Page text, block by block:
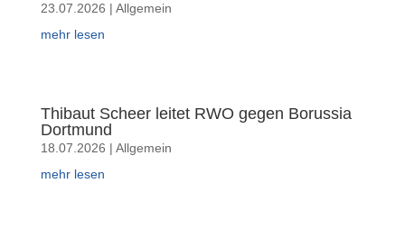
23.07.2026 | Allgemein
mehr lesen
Thibaut Scheer leitet RWO gegen Borussia
Dortmund
18.07.2026 | Allgemein
mehr lesen